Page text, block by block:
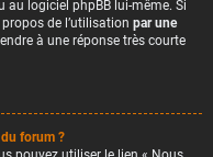
logiciel phpBB lui-même. Si
de l’utilisation par une
à une réponse très courte
forum ?